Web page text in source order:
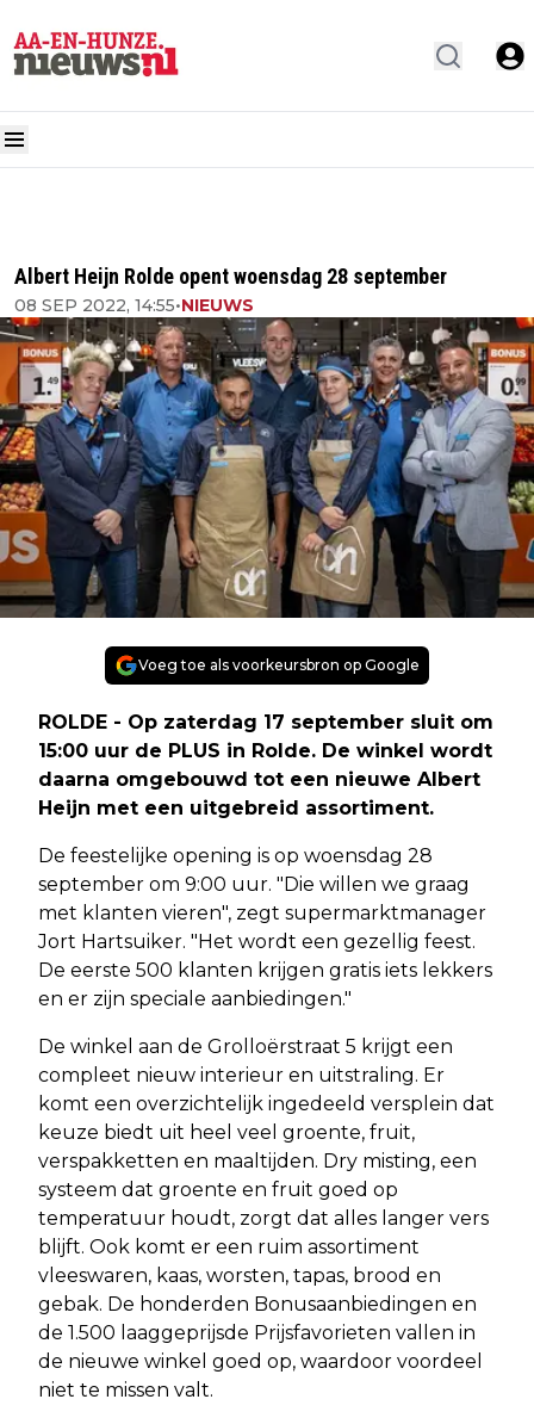
Albert Heijn Rolde opent woensdag 28 september
08 SEP 2022, 14:55•NIEUWS
Voeg toe als voorkeursbron op Google
ROLDE - Op zaterdag 17 september sluit om
15:00 uur de PLUS in Rolde. De winkel wordt
daarna omgebouwd tot een nieuwe Albert
Heijn met een uitgebreid assortiment.
De feestelijke opening is op woensdag 28
september om 9:00 uur. "Die willen we graag
met klanten vieren", zegt supermarktmanager
Jort Hartsuiker. "Het wordt een gezellig feest.
De eerste 500 klanten krijgen gratis iets lekkers
en er zijn speciale aanbiedingen."
De winkel aan de Grolloërstraat 5 krijgt een
compleet nieuw interieur en uitstraling. Er
komt een overzichtelijk ingedeeld versplein dat
keuze biedt uit heel veel groente, fruit,
verspakketten en maaltijden. Dry misting, een
systeem dat groente en fruit goed op
temperatuur houdt, zorgt dat alles langer vers
blijft. Ook komt er een ruim assortiment
vleeswaren, kaas, worsten, tapas, brood en
gebak. De honderden Bonusaanbiedingen en
de 1.500 laaggeprijsde Prijsfavorieten vallen in
de nieuwe winkel goed op, waardoor voordeel
niet te missen valt.